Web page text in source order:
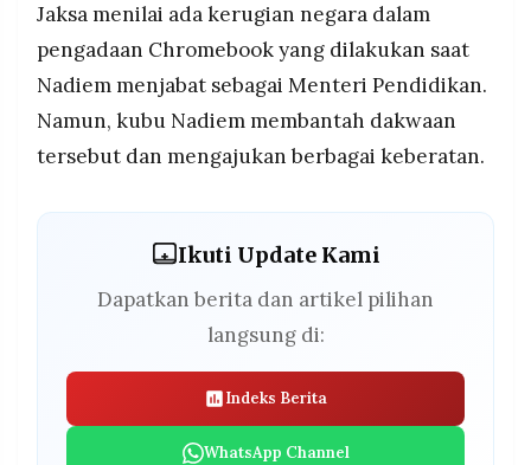
Jaksa menilai ada kerugian negara dalam
pengadaan Chromebook yang dilakukan saat
Nadiem menjabat sebagai Menteri Pendidikan.
Namun, kubu Nadiem membantah dakwaan
tersebut dan mengajukan berbagai keberatan.
Ikuti Update Kami
Dapatkan berita dan artikel pilihan
langsung di:
Indeks Berita
WhatsApp Channel